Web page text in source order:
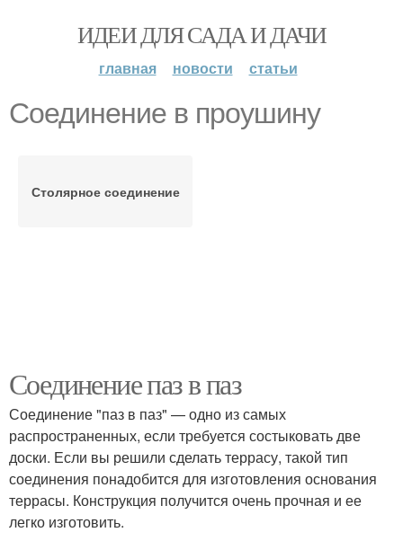
ИДЕИ ДЛЯ САДА И ДАЧИ
главная новости статьи
Соединение в проушину
Столярное соединение
Соединение паз в паз
Соединение "паз в паз" — одно из самых
распространенных, если требуется состыковать две
доски. Если вы решили сделать террасу, такой тип
соединения понадобится для изготовления основания
террасы. Конструкция получится очень прочная и ее
легко изготовить.